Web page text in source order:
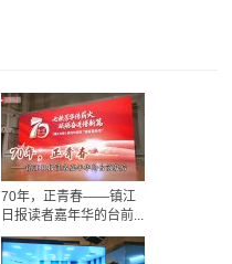
70年，正青春——镇江
日报读者嘉年华的台前...